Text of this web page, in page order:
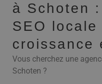
à Schoten
SEO
croissance
Vous cherchez une
Schoten ?